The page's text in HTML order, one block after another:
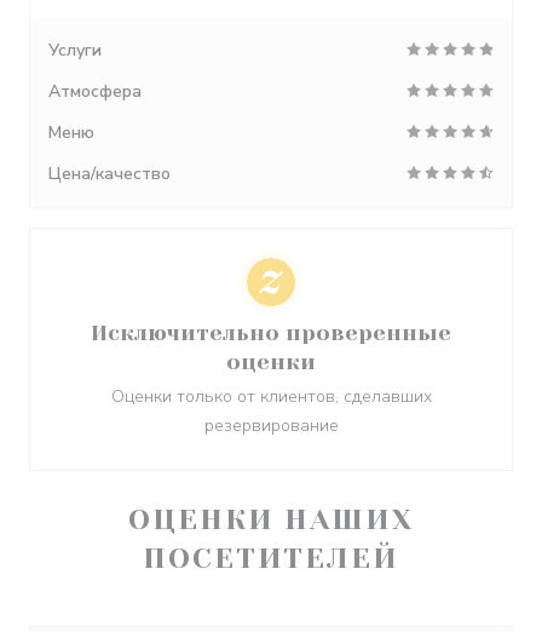
ОЦЕНКИ НАШИХ
ПОСЕТИТЕЛЕЙ
Услуги
Атмосфера
Меню
Цена/качество
Исключительно проверенные
оценки
Оценки только от клиентов, сделавших
резервирование